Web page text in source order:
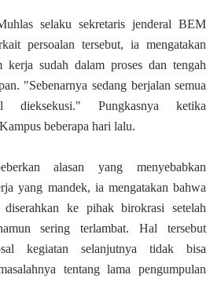
selaku sekretaris jenderal BEM
persoalan tersebut, ia mengatakan
kerja sudah dalam proses dan tengah
"Sebenarnya sedang berjalan semua
dieksekusi." Pungkasnya ketika
beberapa hari lalu.
alasan yang menyebabkan
yang mandek, ia mengatakan bahwa
ke pihak birokrasi setelah
sering terlambat. Hal tersebut
kegiatan selanjutnya tidak bisa
tentang lama pengumpulan